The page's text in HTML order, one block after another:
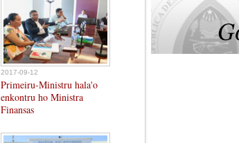
2017-09-12
Primeiru-Ministru hala'o
enkontru ho Ministra
Finansas